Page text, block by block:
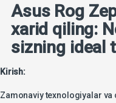
Asus Rog
xarid qiling:
sizning ideal
Kirish:
Zamonaviy texnologiyalar va